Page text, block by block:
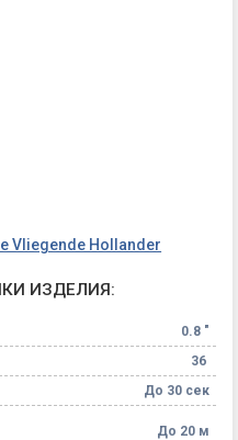
Vliegende Hollander
ИЗДЕЛИЯ:
0.8 "
36
До 30 сек
До 20 м